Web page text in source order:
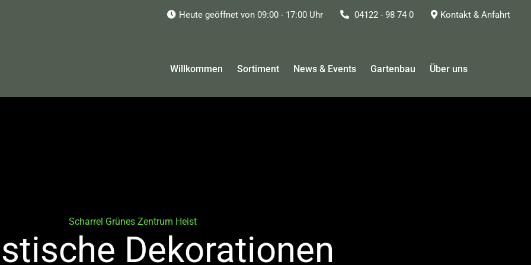
Heute geöffnet von 09:00 - 17:00 Uhr 04122 - 98 74 0 Kontakt & Anfahrt
Willkommen Sortiment News & Events Gartenbau Über uns
Scharrel Grünes Zentrum Heist
Dekorationen